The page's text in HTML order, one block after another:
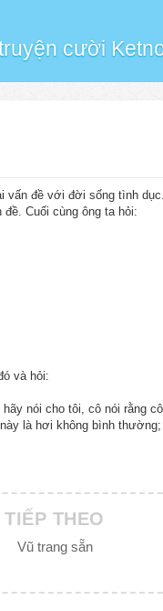
cười
vấn đề với đời sống tình dục.
Cuối cùng ông ta hỏi:
và hỏi:
nói cho tôi, cô nói rằng
là hơi không bình
TIẾP THEO
Vũ trang sẵn